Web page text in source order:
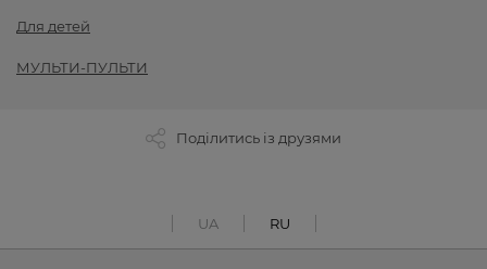
Для детей
МУЛЬТИ-ПУЛЬТИ
Поділитись із друзями
UA RU